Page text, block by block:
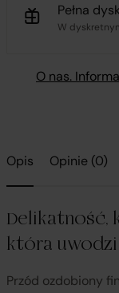
Pełna
W
O nas.
Opis Opinie (0)
Delikatność,
która uwodzi
Przód ozdobiony